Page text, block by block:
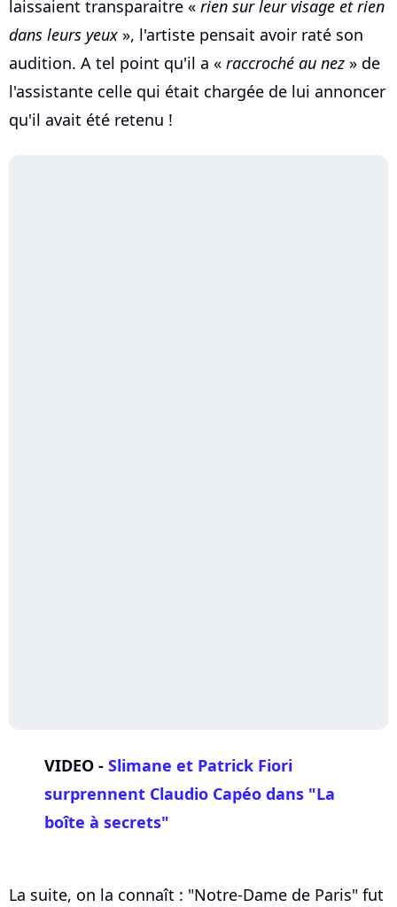
laissaient transparaitre « rien sur leur visage et rien
dans leurs yeux », l'artiste pensait avoir raté son
audition. A tel point qu'il a « raccroché au nez » de
l'assistante celle qui était chargée de lui annoncer
qu'il avait été retenu !
VIDEO - Slimane et Patrick Fiori
surprennent Claudio Capéo dans "La
boîte à secrets"
La suite, on la connaît : "Notre-Dame de Paris" fut